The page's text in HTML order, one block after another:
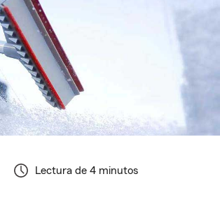
Lectura de 4 minutos